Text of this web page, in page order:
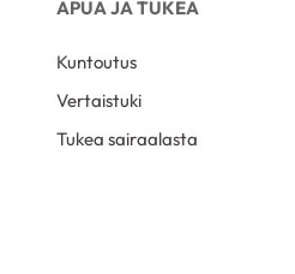
APUA JA TUKEA
Kuntoutus
Vertaistuki
Tukea sairaalasta